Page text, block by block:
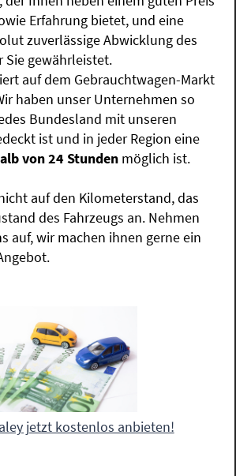
Erfahrung bietet, und eine
zuverlässige Abwicklung des
Sie gewährleistet.
auf dem Gebrauchtwagen-Markt
haben unser Unternehmen so
Bundesland mit unseren
ist und in jeder Region eine
von 24 Stunden möglich ist.
auf den Kilometerstand, das
des Fahrzeugs an. Nehmen
auf, wir machen ihnen gerne ein
jetzt kostenlos anbieten!